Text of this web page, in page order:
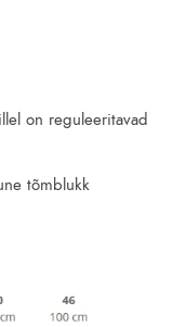
on reguleeritavad
tõmblukk